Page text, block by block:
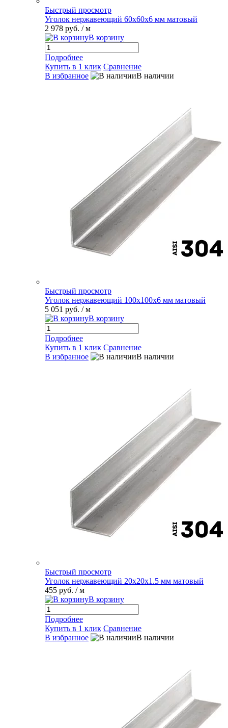
Быстрый просмотр
Уголок нержавеющий 60х60х6 мм матовый
2 978 руб. / м
В корзину
Подробнее
Купить в 1 клик Сравнение
В избранное
В наличии
Быстрый просмотр
Уголок нержавеющий 100х100х6 мм матовый
5 051 руб. / м
В корзину
Подробнее
Купить в 1 клик Сравнение
В избранное
В наличии
Быстрый просмотр
Уголок нержавеющий 20х20х1.5 мм матовый
455 руб. / м
В корзину
Подробнее
Купить в 1 клик Сравнение
В избранное
В наличии